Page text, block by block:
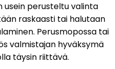
usein perusteltu valinta
raskaasti tai halutaan
Perusmopossa tai
valmistajan hyväksymä
täysin riittävä.